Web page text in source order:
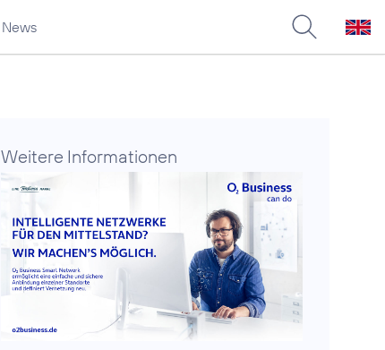
News
Weitere Informationen